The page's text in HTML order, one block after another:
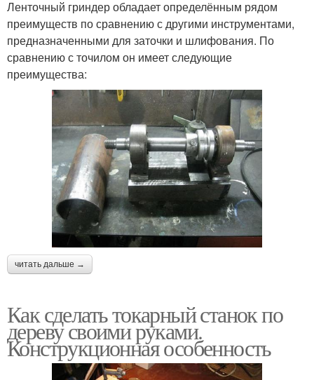
Ленточный гриндер обладает определённым рядом
преимуществ по сравнению с другими инструментами,
предназначенными для заточки и шлифования. По
сравнению с точилом он имеет следующие
преимущества:
читать дальше →
Как сделать токарный станок по
дереву своими руками.
Конструкционная особенность